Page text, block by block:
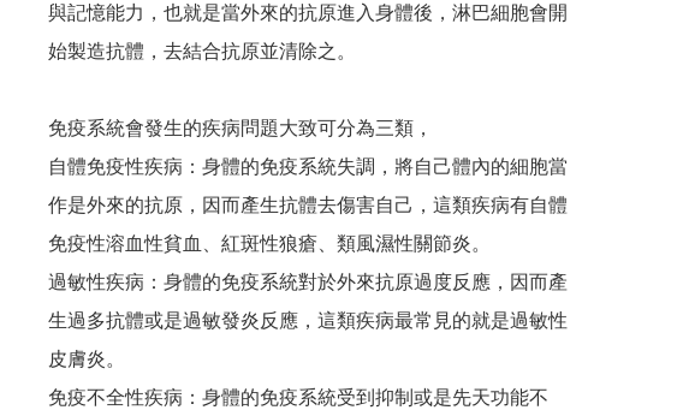
與記憶能力，也就是當外來的抗原進入身體後，淋巴細胞會開
始製造抗體，去結合抗原並清除之。
免疫系統會發生的疾病問題大致可分為三類，
自體免疫性疾病：身體的免疫系統失調，將自己體內的細胞當
作是外來的抗原，因而產生抗體去傷害自己，這類疾病有自體
免疫性溶血性貧血、紅斑性狼瘡、類風濕性關節炎。
過敏性疾病：身體的免疫系統對於外來抗原過度反應，因而產
生過多抗體或是過敏發炎反應，這類疾病最常見的就是過敏性
皮膚炎。
免疫不全性疾病：身體的免疫系統受到抑制或是先天功能不